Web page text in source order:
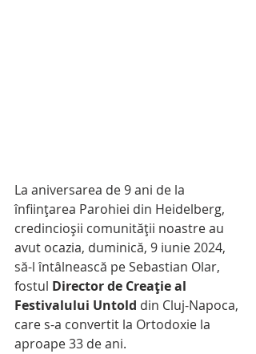
La aniversarea de 9 ani de la
înființarea Parohiei din Heidelberg,
credincioșii comunității noastre au
avut ocazia, duminică, 9 iunie 2024,
să-l întâlnească pe Sebastian Olar,
fostul Director de Creație al
Festivalului Untold din Cluj-Napoca,
care s-a convertit la Ortodoxie la
aproape 33 de ani.